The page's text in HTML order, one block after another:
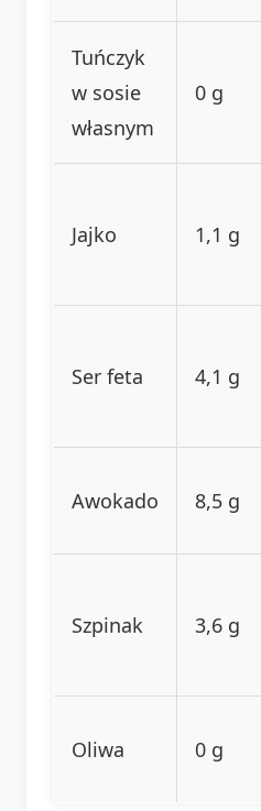
Tuńczyk
w sosie
własnym
0 g
Jajko 1,1 g
Ser feta 4,1 g
Awokado 8,5 g
Szpinak 3,6 g
Oliwa 0 g